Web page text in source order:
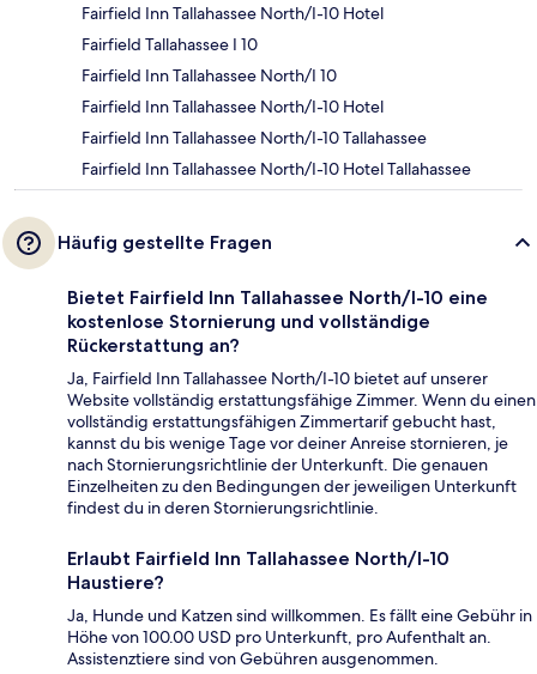
Fairfield Inn Tallahassee North/I-10 Hotel
Fairfield Tallahassee I 10
Fairfield Inn Tallahassee North/I 10
Fairfield Inn Tallahassee North/I-10 Hotel
Fairfield Inn Tallahassee North/I-10 Tallahassee
Fairfield Inn Tallahassee North/I-10 Hotel Tallahassee
Häufig gestellte Fragen
Bietet Fairfield Inn Tallahassee North/I-10 eine
kostenlose Stornierung und vollständige
Rückerstattung an?
Ja, Fairfield Inn Tallahassee North/I-10 bietet auf unserer
Website vollständig erstattungsfähige Zimmer. Wenn du einen
vollständig erstattungsfähigen Zimmertarif gebucht hast,
kannst du bis wenige Tage vor deiner Anreise stornieren, je
nach Stornierungsrichtlinie der Unterkunft. Die genauen
Einzelheiten zu den Bedingungen der jeweiligen Unterkunft
findest du in deren Stornierungsrichtlinie.
Erlaubt Fairfield Inn Tallahassee North/I-10
Haustiere?
Ja, Hunde und Katzen sind willkommen. Es fällt eine Gebühr in
Höhe von 100.00 USD pro Unterkunft, pro Aufenthalt an.
Assistenztiere sind von Gebühren ausgenommen.